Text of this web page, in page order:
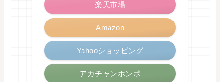
Amazon
楽天市場
Yahooショッピング
アカチャンホンポ